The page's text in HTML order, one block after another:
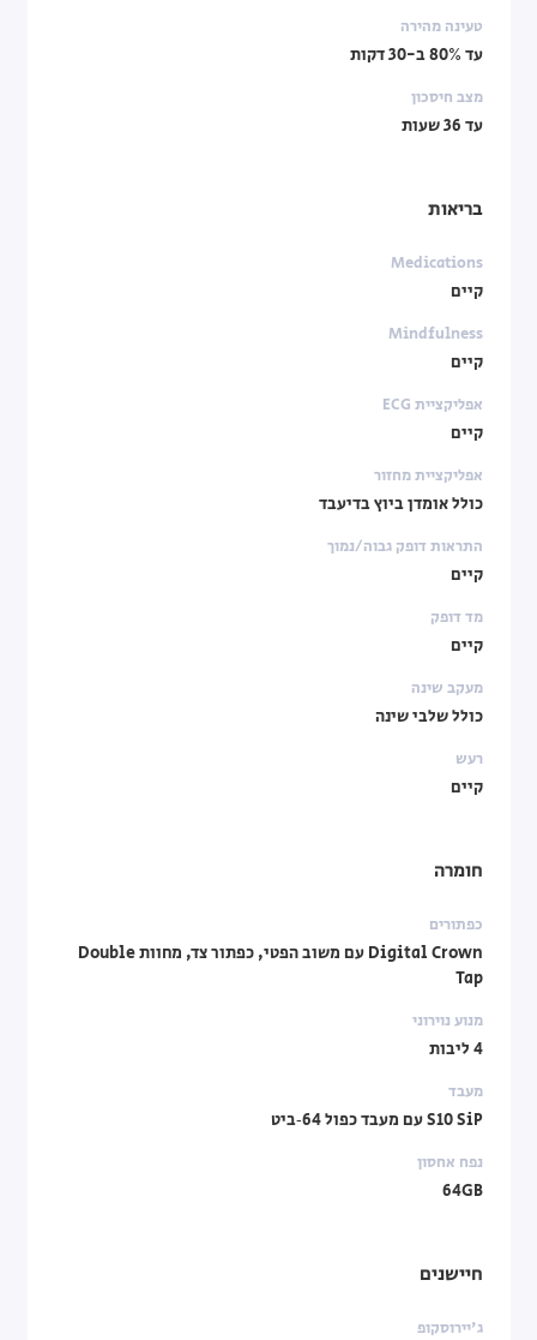
טעינה מהירה
עד 80% ב-30 דקות
מצב חיסכון
עד 36 שעות
בריאות
Medications
קיים
Mindfulness
קיים
אפליקציית ECG
קיים
אפליקציית מחזור
כולל אומדן ביוץ בדיעבד
התראות דופק גבוה/נמוך
קיים
מד דופק
קיים
מעקב שינה
כולל שלבי שינה
רעש
קיים
חומרה
כפתורים
Digital Crown עם משוב הפטי, כפתור צד, מחוות Double
Tap
מנוע נוירוני
4 ליבות
מעבד
S10 SiP עם מעבד כפול 64‑ביט
נפח אחסון
64GB
חיישנים
ג'יירוסקופ